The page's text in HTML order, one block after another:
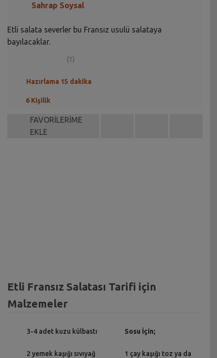
Sahrap Soysal
Etli salata severler bu Fransız usulü salataya
bayılacaklar.
(1)
Hazırlama 15 dakika
6 Kişilik
FAVORİLERİME
EKLE
Etli Fransız Salatası Tarifi için
Malzemeler
3-4 adet kuzu külbastı
2 yemek kaşığı sıvıyağ
Sosu İçin;
1 çay kaşığı toz ya da